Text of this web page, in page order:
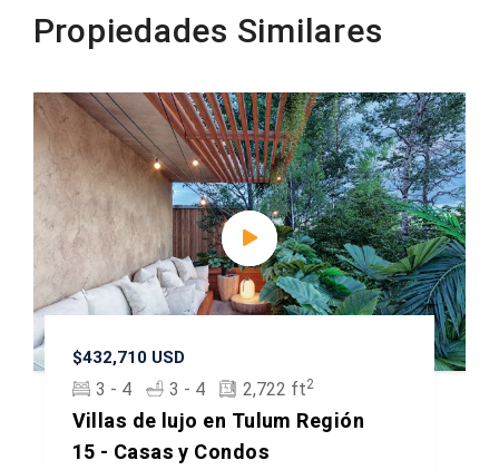
Propiedades Similares
$432,710 USD
3 - 4 3 - 4 2,722 ft2
Villas de lujo en Tulum Región
15 - Casas y Condos